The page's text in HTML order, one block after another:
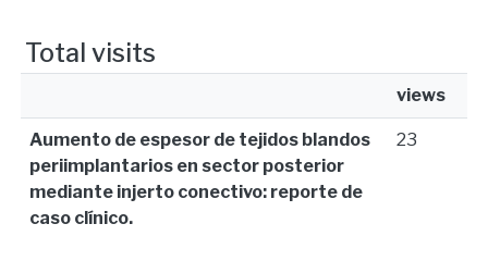
Total visits
views
Aumento de espesor de tejidos blandos
periimplantarios en sector posterior
mediante injerto conectivo: reporte de
caso clínico.
23